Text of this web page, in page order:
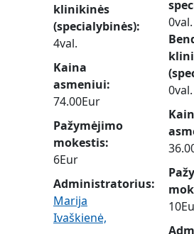
klinikinės
(specialybinės)
4val.
Kaina
asmeniui
74.00Eur
Pažymėjimo
mokestis
6Eur
Administratorius:
Marija
Ivaškienė,
0val.
0val.